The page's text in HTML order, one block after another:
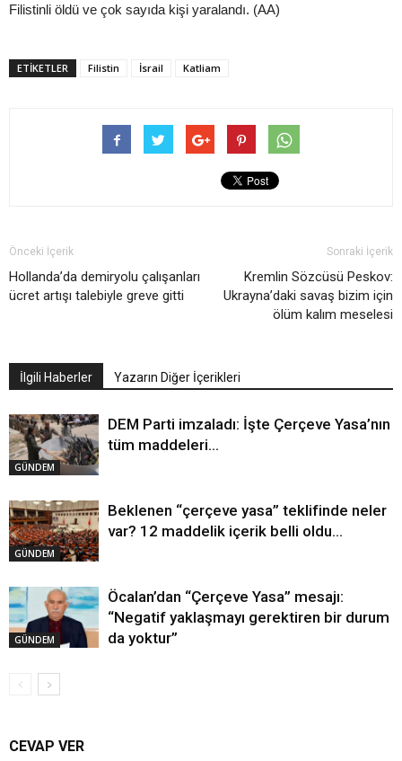
Filistinli öldü ve çok sayıda kişi yaralandı. (AA)
ETIKETLER Filistin İsrail Katliam
Önceki İçerik
Hollanda’da demiryolu çalışanları
ücret artışı talebiyle greve gitti
Sonraki İçerik
Kremlin Sözcüsü Peskov:
Ukrayna’daki savaş bizim için
ölüm kalım meselesi
İlgili Haberler Yazarın Diğer İçerikleri
GÜNDEM
DEM Parti imzaladı: İşte Çerçeve Yasa’nın
tüm maddeleri…
GÜNDEM
Beklenen “çerçeve yasa” teklifinde neler
var? 12 maddelik içerik belli oldu…
GÜNDEM
Öcalan’dan “Çerçeve Yasa” mesajı:
“Negatif yaklaşmayı gerektiren bir durum
da yoktur”
CEVAP VER